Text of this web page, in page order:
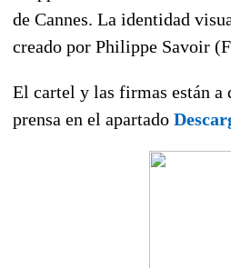
de Cannes. La identidad
creado por Philippe Savoir
El cartel y las firmas están a
prensa en el apartado